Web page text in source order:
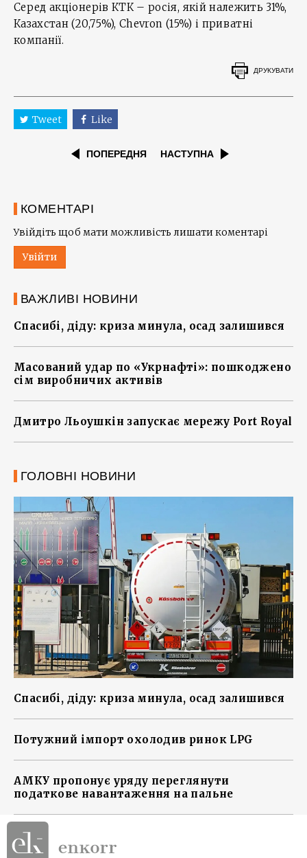
Серед акціонерів КТК – росія, якій належить 31%,
Казахстан (20,75%), Chevron (15%) і приватні
компанії.
ДРУКУВАТИ
Tweet Like
ПОПЕРЕДНЯ НАСТУПНА
КОМЕНТАРІ
Увійдіть щоб мати можливість лишати коментарі
Увійти
ВАЖЛИВІ НОВИНИ
Спасибі, діду: криза минула, осад залишився
Масований удар по «Укрнафті»: пошкоджено
сім виробничих активів
Дмитро Льоушкін запускає мережу Port Royal
ГОЛОВНІ НОВИНИ
Спасибі, діду: криза минула, осад залишився
Потужний імпорт охолодив ринок LPG
АМКУ пропонує уряду переглянути
податкове навантаження на пальне